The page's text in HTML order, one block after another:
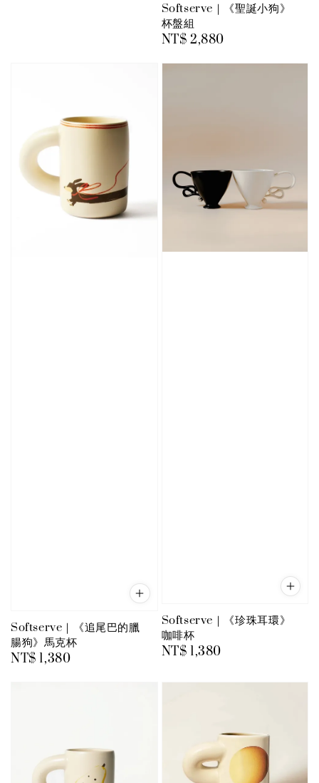
Softserve｜《聖誕小狗》
杯盤組
Regular
NT$ 2,880
Softserve｜《追尾巴的臘
腸狗》馬克杯
Regular
NT$ 1,380
Softserve｜《珍珠耳環》
咖啡杯
Regular
NT$ 1,380